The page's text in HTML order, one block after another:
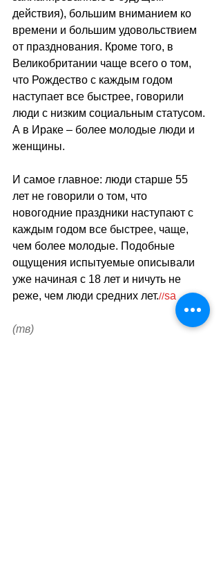
действия), большим вниманием ко
времени и большим удовольствием
от празднования. Кроме того, в
Великобритании чаще всего о том,
что Рождество с каждым годом
наступает все быстрее, говорили
люди с низким социальным статусом.
А в Ираке – более молодые люди и
женщины.
И самое главное: люди старше 55
лет не говорили о том, что
новогодние праздники наступают с
каждым годом все быстрее, чаще,
чем более молодые. Подобные
ощущения испытуемые описывали
уже начиная с 18 лет и ничуть не
реже, чем люди средних лет.//sa
(тв)